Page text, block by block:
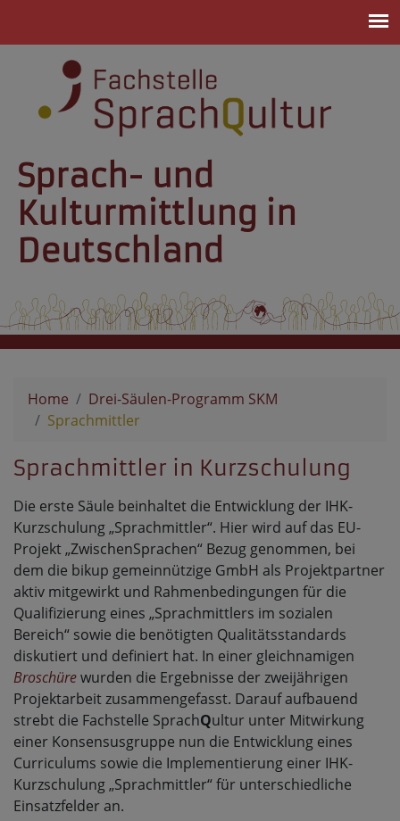
Sprach- und
Kulturmittlung in
Deutschland
Home
Drei-Säulen-Programm SKM
Sprachmittler
Sprachmittler in Kurzschulung
Die erste Säule beinhaltet die Entwicklung der IHK-
Kurzschulung „Sprachmittler“. Hier wird auf das EU-
Projekt „ZwischenSprachen“ Bezug genommen, bei
dem die bikup gemeinnützige GmbH als Projektpartner
aktiv mitgewirkt und Rahmenbedingungen für die
Qualifizierung eines „Sprachmittlers im sozialen
Bereich“ sowie die benötigten Qualitätsstandards
diskutiert und definiert hat. In einer gleichnamigen
Broschürewurden die Ergebnisse der zweijährigen
Projektarbeit zusammengefasst. Darauf aufbauend
strebt die Fachstelle SprachQultur unter Mitwirkung
einer Konsensusgruppe nun die Entwicklung eines
Curriculums sowie die Implementierung einer IHK-
Kurzschulung „Sprachmittler“ für unterschiedliche
Einsatzfelder an.